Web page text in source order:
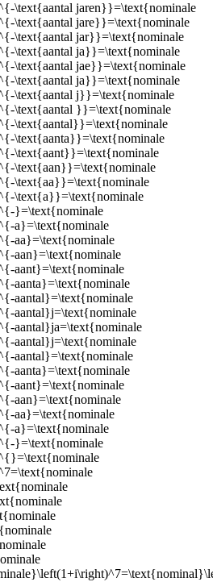
\text{aantal jaren}}=\text{nominale
\text{aantal jare}}=\text{nominale
\text{aantal jar}}=\text{nominale
\text{aantal ja}}=\text{nominale
\text{aantal jae}}=\text{nominale
\text{aantal ja}}=\text{nominale
\text{aantal j}}=\text{nominale
\text{aantal }}=\text{nominale
\text{aantal}}=\text{nominale
\text{aanta}}=\text{nominale
\text{aant}}=\text{nominale
\text{aan}}=\text{nominale
\text{aa}}=\text{nominale
\text{a}}=\text{nominale
}=\text{nominale
a}=\text{nominale
aa}=\text{nominale
aan}=\text{nominale
aant}=\text{nominale
aanta}=\text{nominale
aantal}=\text{nominale
aantal}j=\text{nominale
aantal}ja=\text{nominale
aantal}j=\text{nominale
aantal}=\text{nominale
aanta}=\text{nominale
aant}=\text{nominale
aan}=\text{nominale
aa}=\text{nominale
a}=\text{nominale
}=\text{nominale